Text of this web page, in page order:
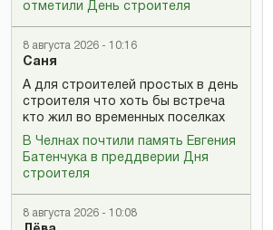
отметили День строителя
8 августа 2026 - 10:16
Саня
А для строителей простых в день
строителя что хоть бы встреча
кто жил во временных поселках
В Челнах почтили память Евгения
Батенчука в преддверии Дня
строителя
8 августа 2026 - 10:08